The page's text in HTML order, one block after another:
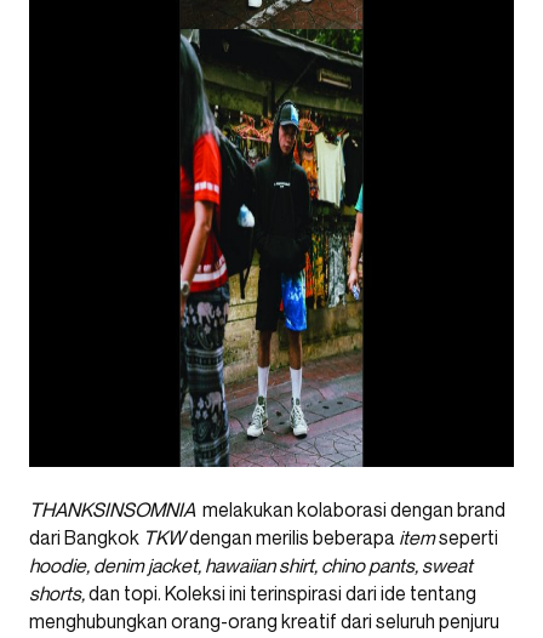
THANKSINSOMNIAmelakukan kolaborasi dengan brand
dari Bangkok TKWdengan merilis beberapa itemseperti
hoodie, denim jacket, hawaiian shirt, chino pants, sweat
shorts,dan topi. Koleksi ini terinspirasi dari ide tentang
menghubungkan orang-orang kreatif dari seluruh penjuru